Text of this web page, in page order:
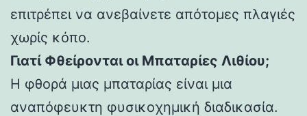
επιτρέπει να ανεβαίνετε απότομες πλαγιές
χωρίς κόπο.
Γιατί Φθείρονται οι Μπαταρίες Λιθίου;
Η φθορά μιας μπαταρίας είναι μια
αναπόφευκτη φυσικοχημική διαδικασία.